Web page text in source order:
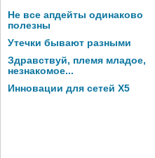
Не все апдейты одинаково
полезны
Утечки бывают разными
Здравствуй, племя младое,
незнакомое...
Инновации для сетей X5